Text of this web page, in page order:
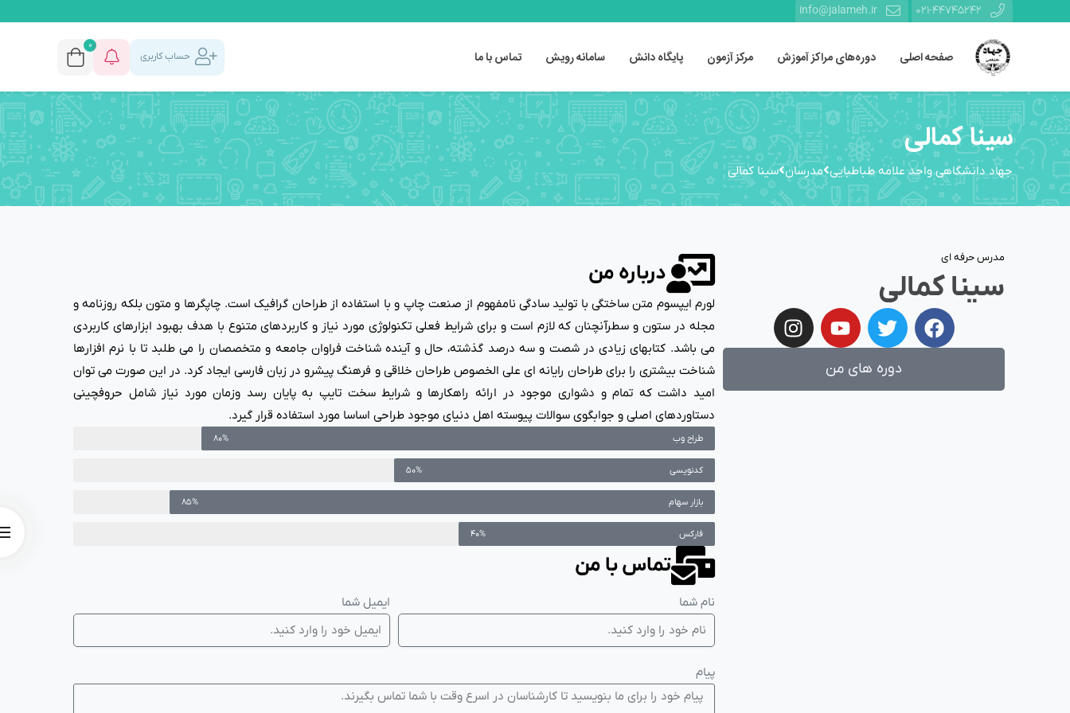
021-44745242
info@jalameh.ir
صفحه اصلی دوره‌های مراکز آموزش مرکز آزمون پایگاه دانش سامانه رویش تماس با ما حساب کاربری
0
سینا کمالی
جهاد دانشگاهی واحد علامه طباطبایی مدرسان سینا کمالی
مدرس حرفه ای
سینا کمالی
دوره های من
درباره من
لورم ایپسوم متن ساختگی با تولید سادگی نامفهوم از صنعت چاپ و با استفاده از طراحان گرافیک است. چاپگرها و متون بلکه روزنامه و
مجله در ستون و سطرآنچنان که لازم است و برای شرایط فعلی تکنولوژی مورد نیاز و کاربردهای متنوع با هدف بهبود ابزارهای کاربردی
می باشد. کتابهای زیادی در شصت و سه درصد گذشته، حال و آینده شناخت فراوان جامعه و متخصصان را می طلبد تا با نرم افزارها
شناخت بیشتری را برای طراحان رایانه ای علی الخصوص طراحان خلاقی و فرهنگ پیشرو در زبان فارسی ایجاد کرد. در این صورت می توان
امید داشت که تمام و دشواری موجود در ارائه راهکارها و شرایط سخت تایپ به پایان رسد وزمان مورد نیاز شامل حروفچینی
دستاوردهای اصلی و جوابگوی سوالات پیوسته اهل دنیای موجود طراحی اساسا مورد استفاده قرار گیرد.
طراح وب 80%
کدنویسی 50%
بازار سهام 85%
فارکس 40%
تماس با من
نام شما ایمیل شما
پیام